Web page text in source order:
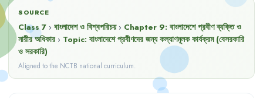
SOURCE
Class 7 › বাংলাদেশ ও বিশ্বপরিচয় › Chapter 9: বাংলাদেশে প্রবীণ ব্যক্তি ও
নারীর অধিকার › Topic: বাংলাদেশে প্রবীণদের জন্য কল্যাণমূলক কার্যক্রম (বেসরকারি
ও সরকারি)
Aligned to the NCTB national curriculum.